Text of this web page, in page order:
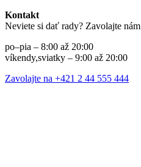
Kontakt
Neviete si dať rady? Zavolajte nám
po–pia – 8:00 až 20:00
víkendy,sviatky – 9:00 až 20:00
Zavolajte na +421 2 44 555 444